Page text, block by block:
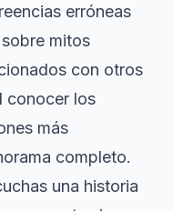
erróneas
mitos
con otros
conocer los
más
completo.
una historia